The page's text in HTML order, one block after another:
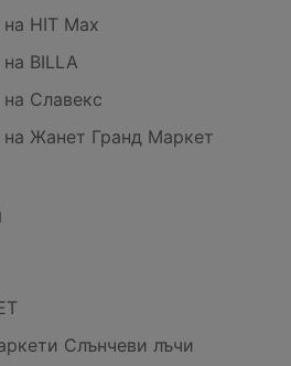
HIT Max
BILLA
Славекс
Жанет Гранд Маркет
Слънчеви лъчи